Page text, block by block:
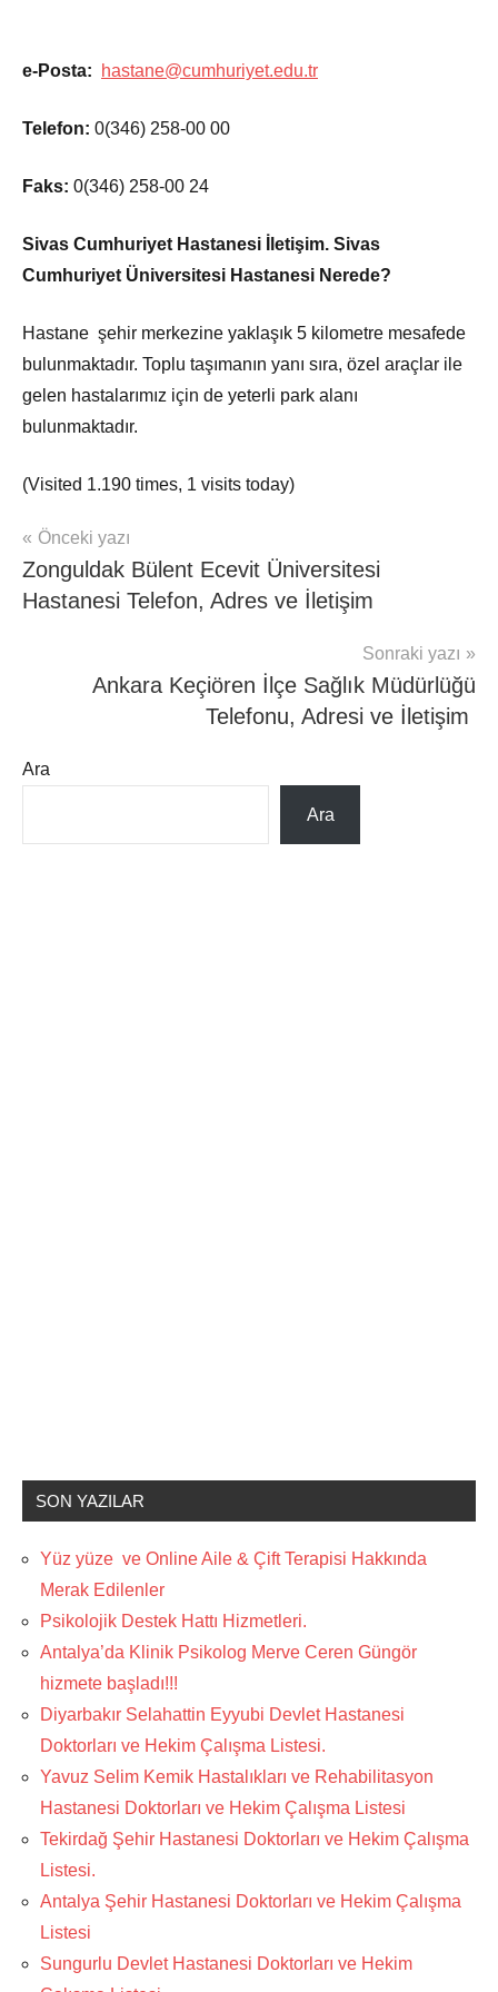
e-Posta: hastane@cumhuriyet.edu.tr
Telefon: 0(346) 258-00 00
Faks: 0(346) 258-00 24
Sivas Cumhuriyet Hastanesi İletişim. Sivas
Cumhuriyet Üniversitesi Hastanesi Nerede?
Hastane şehir merkezine yaklaşık 5 kilometre mesafede
bulunmaktadır. Toplu taşımanın yanı sıra, özel araçlar ile
gelen hastalarımız için de yeterli park alanı
bulunmaktadır.
(Visited 1.190 times, 1 visits today)
mhrs
Yazı
gezinmesi
Önceki yazı
Zonguldak Bülent Ecevit Üniversitesi
Hastanesi Telefon, Adres ve İletişim
Sonraki yazı
Ankara Keçiören İlçe Sağlık Müdürlüğü
Telefonu, Adresi ve İletişim
Ara
Ara
SON YAZILAR
Yüz yüze ve Online Aile & Çift Terapisi Hakkında
Merak Edilenler
Psikolojik Destek Hattı Hizmetleri.
Antalya’da Klinik Psikolog Merve Ceren Güngör
hizmete başladı!!!
Diyarbakır Selahattin Eyyubi Devlet Hastanesi
Doktorları ve Hekim Çalışma Listesi.
Yavuz Selim Kemik Hastalıkları ve Rehabilitasyon
Hastanesi Doktorları ve Hekim Çalışma Listesi
Tekirdağ Şehir Hastanesi Doktorları ve Hekim Çalışma
Listesi.
Antalya Şehir Hastanesi Doktorları ve Hekim Çalışma
Listesi
Sungurlu Devlet Hastanesi Doktorları ve Hekim